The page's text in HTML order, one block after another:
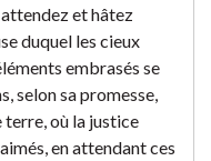
et hâtez
duquel les cieux
embrasés se
selon sa promesse,
terre, où la justice
en attendant ces